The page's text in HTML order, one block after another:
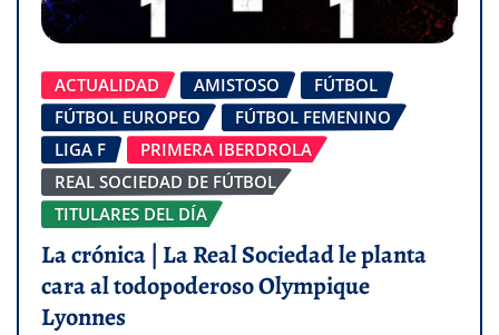
ACTUALIDAD AMISTOSO
FÚTBOL
FÚTBOL EUROPEO
FÚTBOL FEMENINO
LIGA F
PRIMERA IBERDROLA
REAL SOCIEDAD DE FÚTBOL
TITULARES DEL DÍA
La crónica | La Real Sociedad le planta
cara al todopoderoso Olympique
Lyonnes